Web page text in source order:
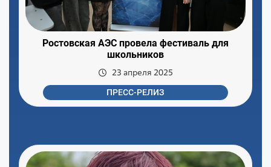
Ростовская АЭС провела фестиваль для
школьников
23 апреля 2025
ПРЕСС-РЕЛИЗ